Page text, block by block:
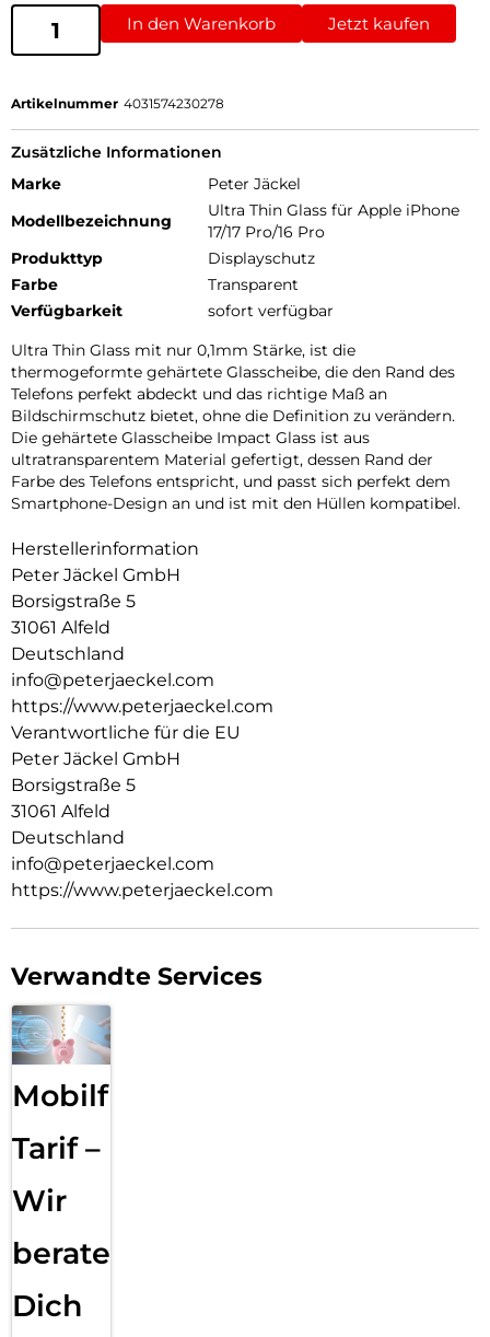
In den Warenkorb Jetzt kaufen
Artikelnummer 4031574230278
Zusätzliche Informationen
Marke
Peter Jäckel
Modellbezeichnung
Ultra Thin Glass für Apple iPhone
17/17 Pro/16 Pro
Produkttyp
Displayschutz
Farbe
Transparent
Verfügbarkeit
sofort verfügbar
Ultra Thin Glass mit nur 0,1mm Stärke, ist die
thermogeformte gehärtete Glasscheibe, die den Rand des
Telefons perfekt abdeckt und das richtige Maß an
Bildschirmschutz bietet, ohne die Definition zu verändern.
Die gehärtete Glasscheibe Impact Glass ist aus
ultratransparentem Material gefertigt, dessen Rand der
Farbe des Telefons entspricht, und passt sich perfekt dem
Smartphone-Design an und ist mit den Hüllen kompatibel.
Herstellerinformation
Peter Jäckel GmbH
Borsigstraße 5
31061 Alfeld
Deutschland
info@peterjaeckel.com
https://www.peterjaeckel.com
Verantwortliche für die EU
Peter Jäckel GmbH
Borsigstraße 5
31061 Alfeld
Deutschland
info@peterjaeckel.com
https://www.peterjaeckel.com
Verwandte Services
Mobilfunk
Tarif –
Wir
beraten
Dich